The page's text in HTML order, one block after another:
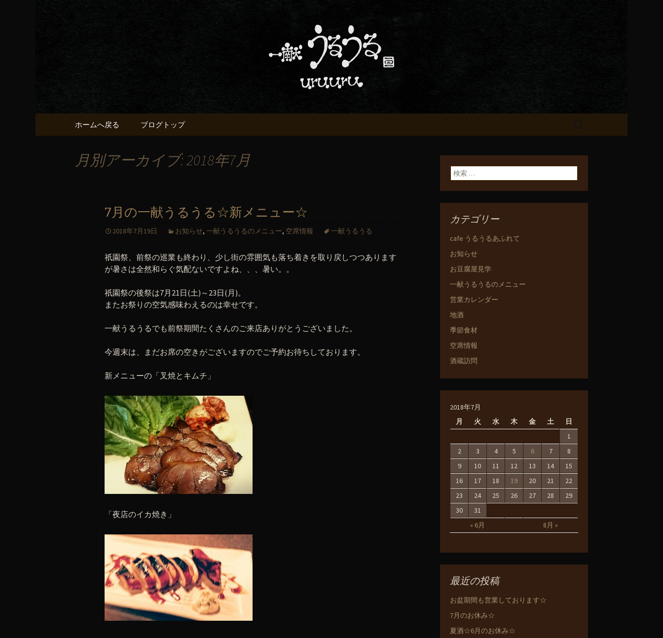
京都・五条でおいしい地酒が飲める「一
献うるうる」のブログ
京都・五条烏丸の町屋居酒屋「一献うるうる」からのお知らせ
コンテンツへ移動
ホームへ戻る ブログトップ
月別アーカイブ: 2018年7月
7月の一献うるうる☆新メニュー☆
2018年7月19日 お知らせ, 一献うるうるのメニュー, 空席情報 一献うるうる
祇園祭、前祭の巡業も終わり、少し街の雰囲気も落ち着きを取り戻しつつあります
が暑さは全然和らぐ気配ないですよね、、、暑い。。
祇園祭の後祭は7月21日(土)～23日(月)。
またお祭りの空気感味わえるのは幸せです。
一献うるうるでも前祭期間たくさんのご来店ありがとうございました。
今週末は、まだお席の空きがございますのでご予約お待ちしております。
新メニューの「叉焼とキムチ」
「夜店のイカ焼き」
検索:
カテゴリー
cafe うるうるあふれて
お知らせ
お豆腐屋見学
一献うるうるのメニュー
営業カレンダー
地酒
季節食材
空席情報
酒蔵訪問
2018年7月
月
火 水 木 金 土 日
« 6月 8月 »
1
2
3 4 5 6 7
8
9
10 11 12 13 14
15
16
17 18 19 20 21
22
23
24 25 26 27 28
29
30
31
最近の投稿
お盆期間も営業しております☆
7月のお休み☆
夏酒☆6月のお休み☆